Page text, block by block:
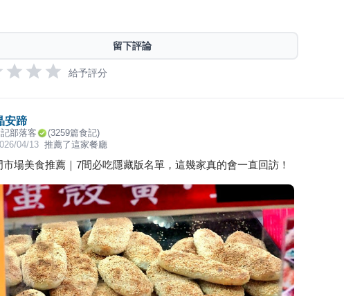
留下評論
給予評分
安蹄
部落客 (3259篇食記)
04/13 推薦了這家餐廳
市場美食推薦｜7間必吃隱藏版名單，這幾家真的會一直回訪！